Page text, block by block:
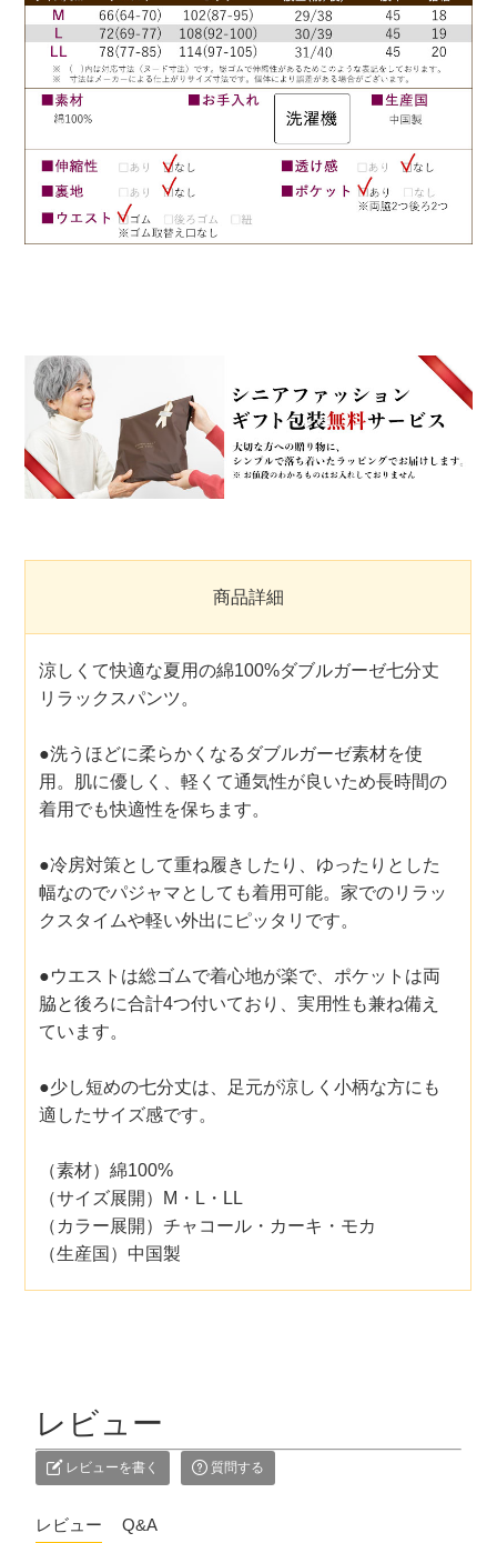
商品詳細
涼しくて快適な夏用の綿100%ダブルガーゼ七分丈
リラックスパンツ。
●洗うほどに柔らかくなるダブルガーゼ素材を使
用。肌に優しく、軽くて通気性が良いため長時間の
着用でも快適性を保ちます。
●冷房対策として重ね履きしたり、ゆったりとした
幅なのでパジャマとしても着用可能。家でのリラッ
クスタイムや軽い外出にピッタリです。
●ウエストは総ゴムで着心地が楽で、ポケットは両
脇と後ろに合計4つ付いており、実用性も兼ね備え
ています。
●少し短めの七分丈は、足元が涼しく小柄な方にも
適したサイズ感です。
（素材）綿100%
（サイズ展開）M・L・LL
（カラー展開）チャコール・カーキ・モカ
（生産国）中国製
レビュー
レビューを書く 質問する
レビュー Q&A